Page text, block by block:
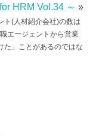
HRM Vol.34 ～ »
ト(人材紹介会社)の数は
エージェントから営業
た」ことがあるのではな
社は必要か？-PEER TO